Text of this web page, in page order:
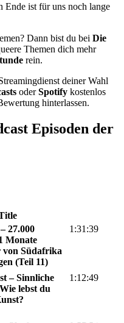
Ende ist für uns noch lange
Dann bist du bei Die
Themen dich mehr
rein.
deiner Wahl
oderSpotify kostenlos
hinterlassen.
Episoden der
27.000
Monate
Südafrika
(Teil 11)
1:31:39
– Sinnliche
lebst du
1:12:49